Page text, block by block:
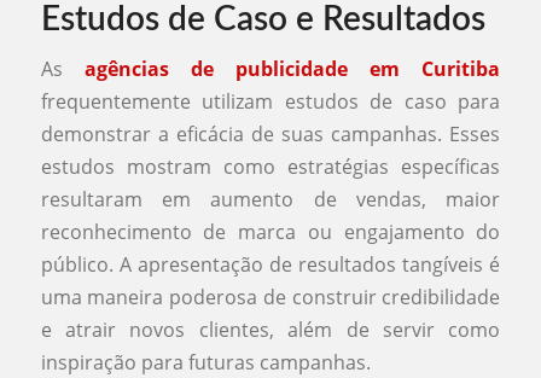
Estudos de Caso e Resultados
As agências de publicidade em Curitiba
frequentemente utilizam estudos de caso para
demonstrar a eficácia de suas campanhas. Esses
estudos mostram como estratégias específicas
resultaram em aumento de vendas, maior
reconhecimento de marca ou engajamento do
público. A apresentação de resultados tangíveis é
uma maneira poderosa de construir credibilidade
e atrair novos clientes, além de servir como
inspiração para futuras campanhas.